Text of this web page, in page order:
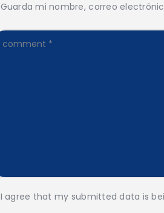
Guarda mi nombre, correo
I agree that my submitted data is